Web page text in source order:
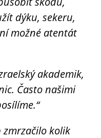
dýku, sekeru,
možné atentát
akademik,
Často našimi
kolik